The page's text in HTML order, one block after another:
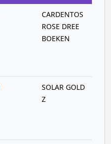
CARDENTOS
ROSE DREE
BOEKEN
SOLAR GOLD
Z